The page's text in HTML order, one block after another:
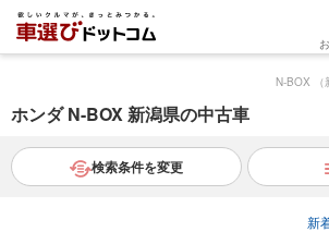
N-BOX （
ホンダ N-BOX 新潟県の中古車
検索条件を変更
新